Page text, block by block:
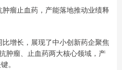
瘤止血药，产能落地推动业绩释
增长，展现了中小创新药企聚焦
肿瘤、止血药两大核心领域，产
。